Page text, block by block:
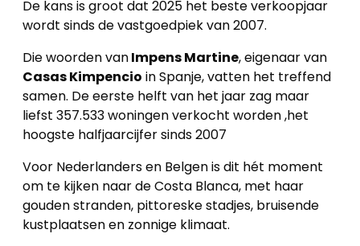
De kans is groot dat 2025 het beste verkoopjaar
wordt sinds de vastgoedpiek van 2007.
Die woorden vanImpens Martine, eigenaar van
Casas Kimpencio in Spanje, vatten het treffend
samen. De eerste helft van het jaar zag maar
liefst 357.533 woningen verkocht worden ,het
hoogste halfjaarcijfer sinds 2007
Voor Nederlanders en Belgen is dit hét moment
om te kijken naar de Costa Blanca, met haar
gouden stranden, pittoreske stadjes, bruisende
kustplaatsen en zonnige klimaat.